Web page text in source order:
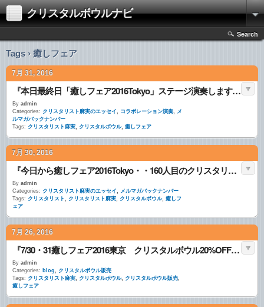
クリスタルボウルナビ
Search
Tags › 癒しフェア
7月 31, 2016
『本日最終日「癒しフェア2016Tokyo」ステージ演奏します・・』
By admin
Categories: クリスタリスト麻実のエッセイ, コラボレーション演奏, メ
ルマガバックナンバー
Tags: クリスタリスト麻実, クリスタルボウル, 癒しフェア
7月 30, 2016
『今日から癒しフェア2016Tokyo・・160人目のクリスタリストさんが誕生しました・・』
By admin
Categories: クリスタリスト麻実のエッセイ, メルマガバックナンバー
Tags: クリスタリスト, クリスタリスト麻実, クリスタルボウル, 癒しフ
ェア
7月 26, 2016
『7/30・31癒しフェア2016東京 クリスタルボウル20%OFF特別販売します・・』
By admin
Categories: blog, クリスタルボウル販売
Tags: クリスタリスト麻実, クリスタルボウル, クリスタルボウル販売,
癒しフェア